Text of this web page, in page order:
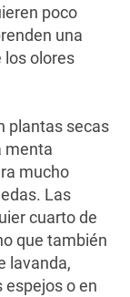
poco
una
los olores
plantas secas
menta
mucho
Las
cuarto de
que también
lavanda,
espejos o en